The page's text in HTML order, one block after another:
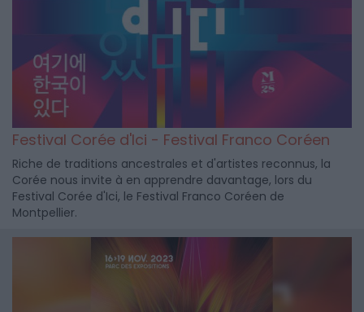
Festival Corée d'Ici - Festival Franco Coréen
Riche de traditions ancestrales et d'artistes reconnus, la
Corée nous invite à en apprendre davantage, lors du
Festival Corée d'Ici, le Festival Franco Coréen de
Montpellier.